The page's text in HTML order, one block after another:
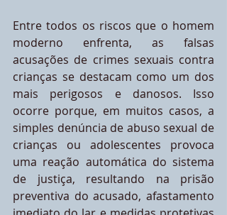
Entre todos os riscos que o homem
moderno enfrenta, as falsas
acusações de crimes sexuais contra
crianças se destacam como um dos
mais perigosos e danosos. Isso
ocorre porque, em muitos casos, a
simples denúncia de abuso sexual de
crianças ou adolescentes provoca
uma reação automática do sistema
de justiça, resultando na prisão
preventiva do acusado, afastamento